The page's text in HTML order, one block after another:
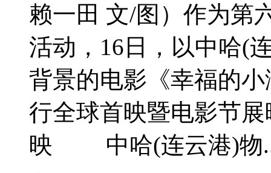
赖一田 文/图）作为第
活动，16日，以中哈(
背景的电影《幸福的
行全球首映暨电影节
映 中哈(连云港)物